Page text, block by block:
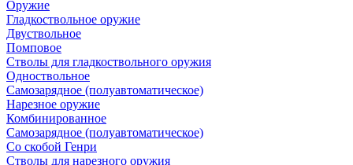
Оружие
Гладкоствольное оружие
Двуствольное
Помповое
Стволы для гладкоствольного оружия
Одноствольное
Самозарядное (полуавтоматическое)
Нарезное оружие
Комбинированное
Самозарядное (полуавтоматическое)
Со скобой Генри
Стволы для нарезного оружия